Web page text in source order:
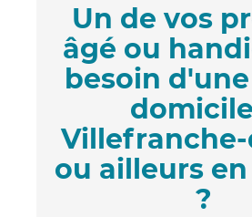
Un de vos
âgé ou
besoin
ou ailleurs
?